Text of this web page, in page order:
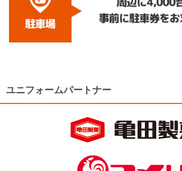
ユニフォームパートナー